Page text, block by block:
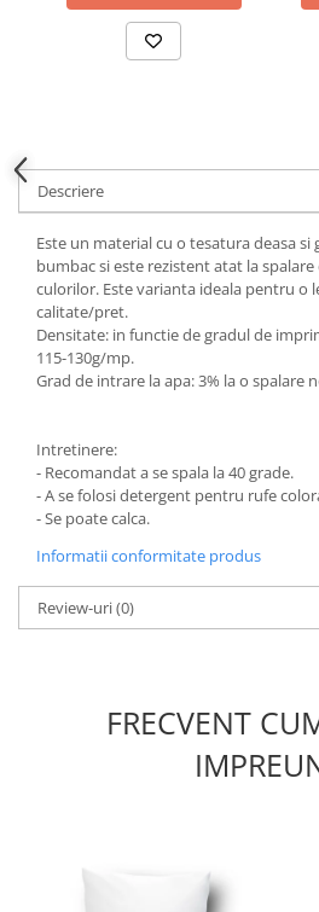
Descriere
Este un material cu o tesatura deasa
bumbac si este rezistent atat la spalare
culorilor. Este varianta ideala pentru o
calitate/pret.
Densitate: in functie de gradul de
115-130g/mp.
Grad de intrare la apa: 3% la o spalare
Intretinere:
- Recomandat a se spala la 40 grade.
- A se folosi detergent pentru rufe
- Se poate calca.
Informatii conformitate produs
Review-uri(0)
FRECVENT